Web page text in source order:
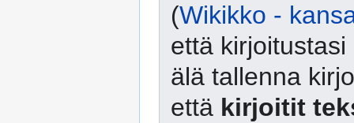
(Wikikko -
että
älä tallenna
että kirjoitit